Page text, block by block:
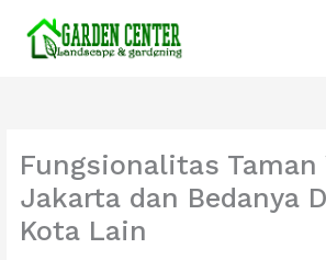
konten
Fungsionalitas
Jakarta dan Bedanya
Kota Lain